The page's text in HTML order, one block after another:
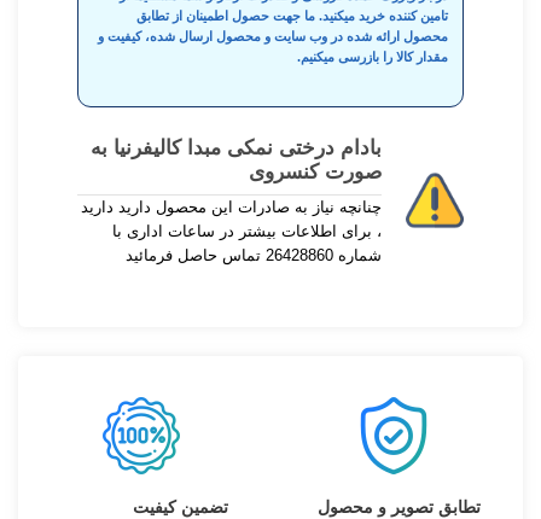
تامین کننده خرید میکنید. ما جهت حصول اطمینان از تطابق
محصول ارائه شده در وب سایت و محصول ارسال شده، کیفیت و
مقدار کالا را بازرسی میکنیم.
بادام درختی نمکی مبدا کالیفرنیا به
صورت کنسروی
چنانچه نیاز به صادرات این محصول دارید دارید
، برای اطلاعات بیشتر در ساعات اداری با
شماره 26428860 تماس حاصل فرمائید
تطابق تصویر و محصول تضمین کیفیت